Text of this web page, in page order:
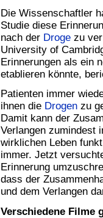
Die Wissenschaftler
Studie diese
nach der Droge zu
University of
Erinnerungen als ein
etablieren könnte,
Patienten immer
ihnen die Drogen zu
Damit kann der
Verlangen zumindest
wirklichen Leben
immer. Jetzt
Erinnerung
dass der
und dem Verlangen
Verschiedene Filme